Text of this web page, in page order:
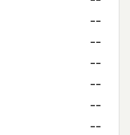
--
--
--
--
--
--